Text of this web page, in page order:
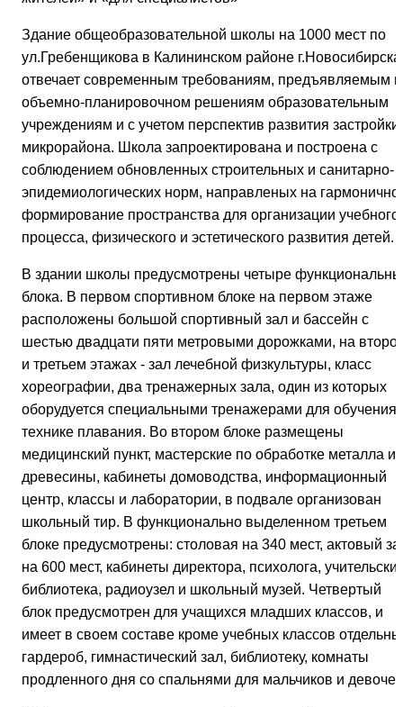
Здание общеобразовательной школы на 1000 мест по
ул.Гребенщикова в Калининском районе г.Новосибирска
отвечает современным требованиям, предъявляемым к
объемно-планировочном решениям образовательным
учреждениям и с учетом перспектив развития застройки
микрорайона. Школа запроектирована и построена с
соблюдением обновленных строительных и санитарно-
эпидемиологических норм, направленых на
формирование пространства для организации учебного
процесса, физического и эстетического развития детей.
В здании школы предусмотрены четыре
блока. В первом спортивном блоке на первом этаже
расположены большой спортивный зал и бассейн с
шестью двадцати пяти метровыми дорожками, на
и третьем этажах - зал лечебной физкультуры, класс
хореографии, два тренажерных зала, один из которых
оборудуется специальными тренажерами для обучения
технике плавания. Во втором блоке размещены
медицинский пункт, мастерские по обработке металла и
древесины, кабинеты домоводства, информационный
центр, классы и лаборатории, в подвале организован
школьный тир. В функционально выделенном третьем
блоке предусмотрены: столовая на 340 мест, актовый
на 600 мест, кабинеты директора, психолога,
библиотека, радиоузел и школьный музей. Четвертый
блок предусмотрен для учащихся младших классов, и
имеет в своем составе кроме учебных классов
гардероб, гимнастический зал, библиотеку, комнаты
продленного дня со спальнями для мальчиков и